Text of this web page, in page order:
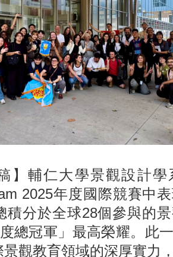
】輔仁大學景觀設計學
2025年度國際競賽中
積分於全球28個參與的
總冠軍」最高榮耀。此
觀教育領域的深厚實力